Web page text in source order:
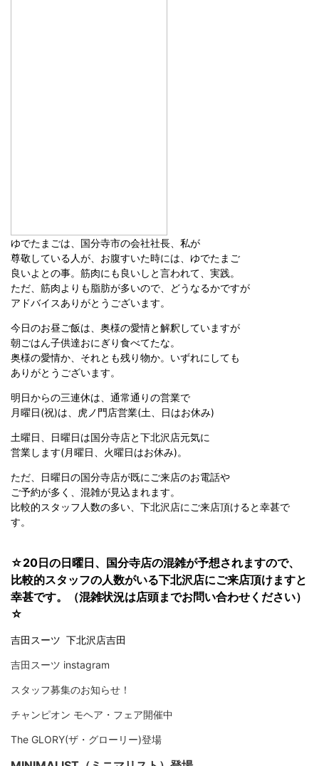
ゆでたまごは、国分寺市の会社社長、私が
尊敬している人が、お腹すいた時には、ゆでたまご
良いよとの事。筋肉にも良いしと言われて、実践。
ただ、筋肉よりも脂肪が多いので、どうなるかですが
アドバイスありがとうございます。
今日のお昼ご飯は、奥様の愛情と解釈していますが
朝ごはん子供達おにぎり食べてたな。
奥様の愛情か、それとも残り物か。いずれにしても
ありがとうございます。
明日からの三連休は、通常通りの営業で
月曜日(祝)は、虎ノ門店営業(土、日はお休み)
土曜日、日曜日は国分寺店と下北沢店元気に
営業します(月曜日、火曜日はお休み)。
ただ、日曜日の国分寺店が既にご来店のお電話や
ご予約が多く、混雑が見込まれます。
比較的スタッフ人数の多い、下北沢店にご来店頂けると幸甚で
す。
☆20日の日曜日、国分寺店の混雑が予想されますので、
比較的スタッフの人数がいる下北沢店にご来店頂けますと
幸甚です。（混雑状況は店頭までお問い合わせください）
☆
吉田スーツ 下北沢店吉田
吉田スーツ instagram
スタッフ募集のお知らせ！
チャンピオン モヘア・フェア開催中
The GLORY(ザ・グローリー)登場